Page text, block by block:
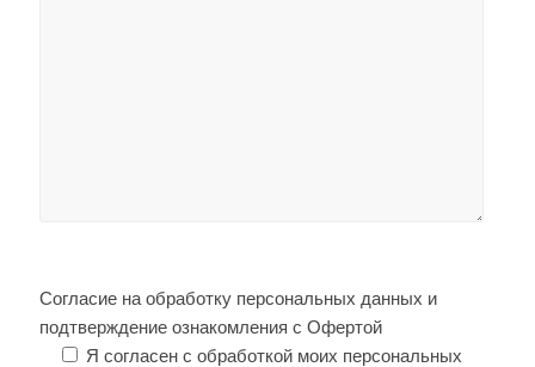
Согласие на обработку персональных данных и
подтверждение ознакомления с Офертой
Я согласен с обработкой моих персональных